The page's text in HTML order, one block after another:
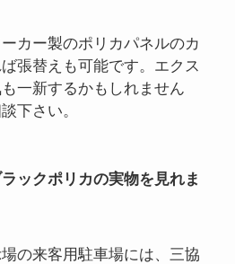
カー製のポリカパネルのカ
張替えも可能です。エクス
一新するかもしれません
下さい。
ックポリカの実物を見れま
の来客用駐車場には、三協